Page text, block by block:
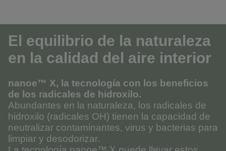
El equilibrio de la naturaleza
en la calidad del aire interior
nanoe™ X, la tecnología con los beneficios
de los radicales de hidroxilo.
Abundantes en la naturaleza, los radicales de
hidroxilo (radicales OH) tienen la capacidad de
neutralizar contaminantes, virus y bacterias para
limpiar y desodorizar.